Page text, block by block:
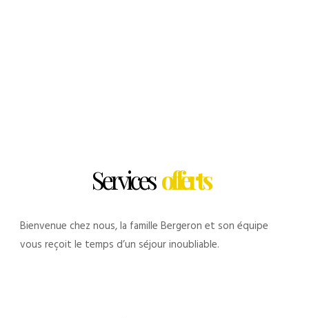
Services offerts
Bienvenue chez nous, la famille Bergeron et son équipe
vous reçoit le temps d’un séjour inoubliable.